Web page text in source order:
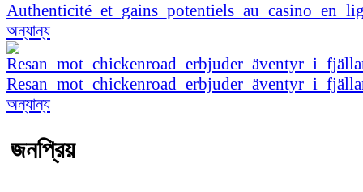
অন্যান্য
অন্যান্য
জনপ্রিয়